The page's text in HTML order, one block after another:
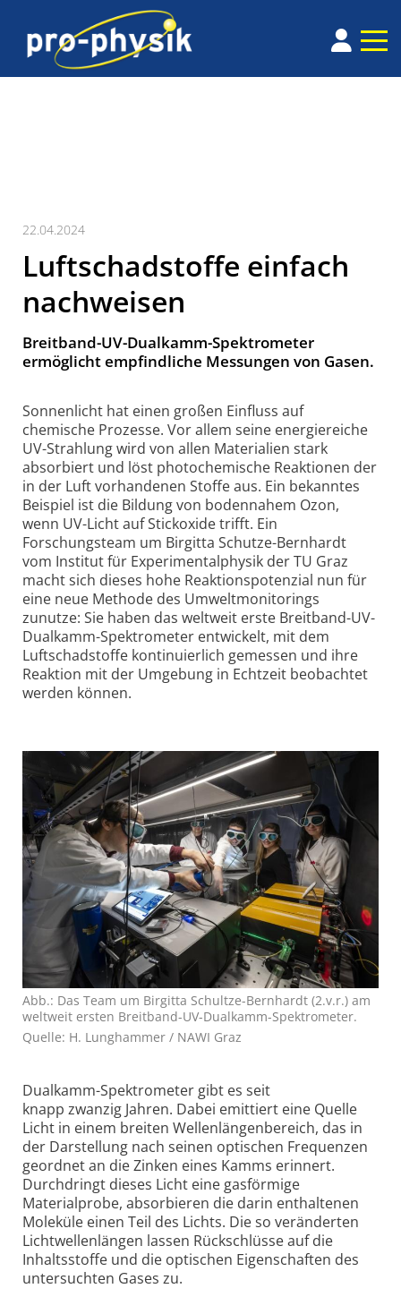
22.04.2024
Luftschadstoffe einfach
nachweisen
Breitband-UV-Dualkamm-Spektrometer
ermöglicht empfindliche Messungen von Gasen.
Sonnenlicht hat einen großen Einfluss auf
chemische Prozesse. Vor allem seine energiereiche
UV-Strahlung wird von allen Materialien stark
absorbiert und löst photochemische Reaktionen der
in der Luft vorhandenen Stoffe aus. Ein bekanntes
Beispiel ist die Bildung von bodennahem Ozon,
wenn UV-Licht auf Stickoxide trifft. Ein
Forschungsteam um Birgitta Schutze-Bernhardt
vom Institut für Experimentalphysik der TU Graz
macht sich dieses hohe Reaktionspotenzial nun für
eine neue Methode des Umweltmonitorings
zunutze: Sie haben das weltweit erste Breitband-UV-
Dualkamm-Spektrometer entwickelt, mit dem
Luftschadstoffe kontinuierlich gemessen und ihre
Reaktion mit der Umgebung in Echtzeit beobachtet
werden können.
Abb.: Das Team um Birgitta Schultze-Bernhardt (2.v.r.) am
weltweit ersten Breitband-UV-Dualkamm-Spektrometer.
Quelle: H. Lunghammer / NAWI Graz
Dualkamm-Spektrometer gibt es seit
knapp zwanzig Jahren. Dabei emittiert eine Quelle
Licht in einem breiten Wellenlängenbereich, das in
der Darstellung nach seinen optischen Frequenzen
geordnet an die Zinken eines Kamms erinnert.
Durchdringt dieses Licht eine gasförmige
Materialprobe, absorbieren die darin enthaltenen
Moleküle einen Teil des Lichts. Die so veränderten
Lichtwellenlängen lassen Rückschlüsse auf die
Inhaltsstoffe und die optischen Eigenschaften des
untersuchten Gases zu.